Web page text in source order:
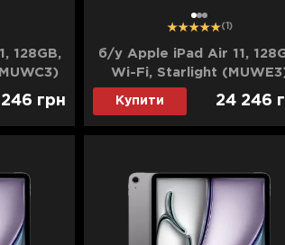
128GB,
грн
12
(1)
б/у Apple iPad Air 11,
Wi-Fi, Starlight
(2024)
Купити 24 246